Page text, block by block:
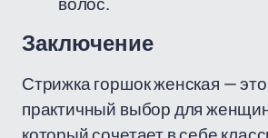
Заключение
Стрижка горшок женская —
практичный выбор для